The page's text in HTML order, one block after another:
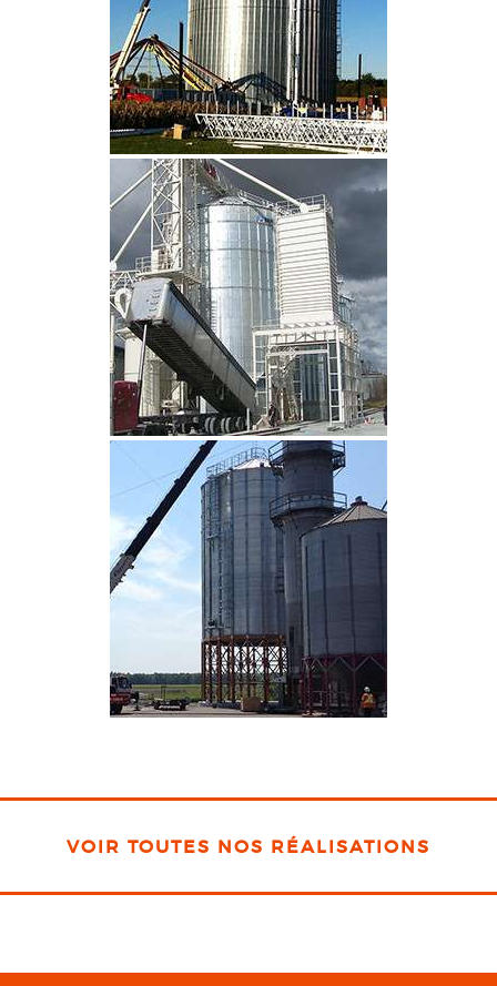
CLIQUEZ POUR AGRANDIR
CLIQUEZ POUR AGRANDIR
VOIR TOUTES NOS RÉALISATIONS